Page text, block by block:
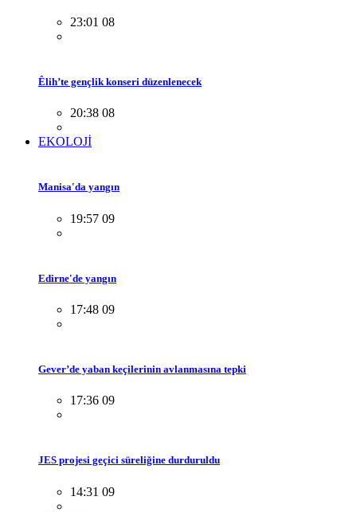
23:01 08
Êlih’te gençlik konseri düzenlenecek
20:38 08
EKOLOJİ
Manisa'da yangın
19:57 09
Edirne'de yangın
17:48 09
Gever’de yaban keçilerinin avlanmasına tepki
17:36 09
JES projesi geçici süreliğine durduruldu
14:31 09